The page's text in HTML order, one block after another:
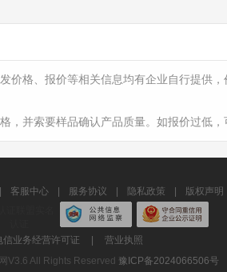
价格、报价等相关信息均有企业自行提供
，并索要样品确认产品质量。如报价过低
客服中心 服务协议 隐私政策 版权声明
信业务经营许可证
营业执照
V3.6 All Rights Reserved 豫ICP备2024066506号